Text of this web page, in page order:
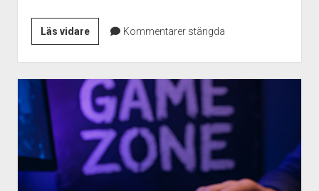
Läs vidareSå
förändrade
pandemin
e-
handeln
i
Sverige
–
och
Kommentarer stängda